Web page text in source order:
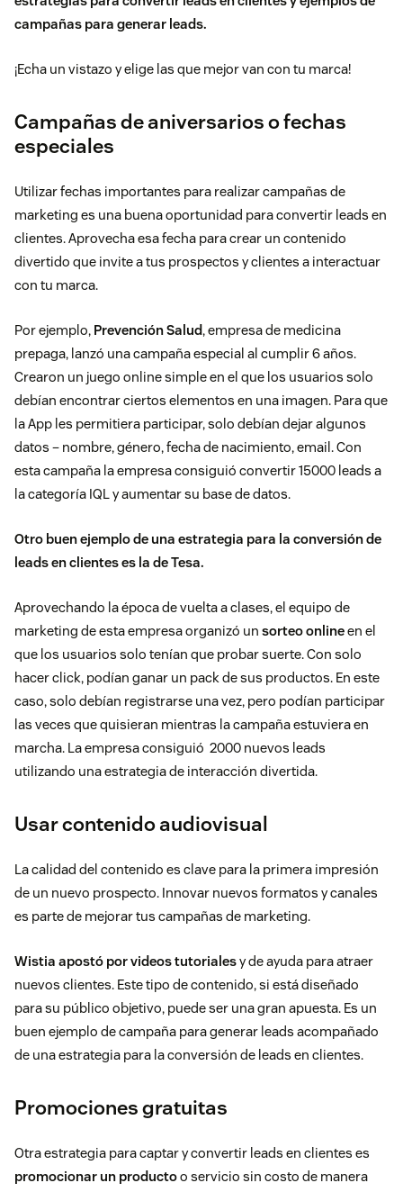
campañas para generar leads.
¡Echa un vistazo y elige las que mejor van con tu marca!
Campañas de aniversarios o fechas
especiales
Utilizar fechas importantes para realizar campañas de
marketing es una buena oportunidad para convertir leads en
clientes. Aprovecha esa fecha para crear un contenido
divertido que invite a tus prospectos y clientes a interactuar
con tu marca.
Por ejemplo, Prevención Salud, empresa de medicina
prepaga, lanzó una campaña especial al cumplir 6 años.
Crearon un juego online simple en el que los usuarios solo
debían encontrar ciertos elementos en una imagen. Para que
la App les permitiera participar, solo debían dejar algunos
datos – nombre, género, fecha de nacimiento, email. Con
esta campaña la empresa consiguió convertir 15000 leads a
la categoría IQL y aumentar su base de datos.
Otro buen ejemplo de una estrategia para la conversión de
leads en clientes es la de Tesa.
Aprovechando la época de vuelta a clases, el equipo de
marketing de esta empresa organizó un sorteo onlineen el
que los usuarios solo tenían que probar suerte. Con solo
hacer click, podían ganar un pack de sus productos. En este
caso, solo debían registrarse una vez, pero podían participar
las veces que quisieran mientras la campaña estuviera en
marcha. La empresa consiguió 2000 nuevos leads
utilizando una estrategia de interacción divertida.
Usar contenido audiovisual
La calidad del contenido es clave para la primera impresión
de un nuevo prospecto. Innovar nuevos formatos y canales
es parte de mejorar tus campañas de marketing.
Wistia apostó por videos tutorialesy de ayuda para atraer
nuevos clientes. Este tipo de contenido, si está diseñado
para su público objetivo, puede ser una gran apuesta. Es un
buen ejemplo de campaña para generar leads acompañado
de una estrategia para la conversión de leads en clientes.
Promociones gratuitas
Otra estrategia para captar y convertir leads en clientes es
promocionar un productoo servicio sin costo de manera